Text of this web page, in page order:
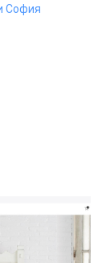
София